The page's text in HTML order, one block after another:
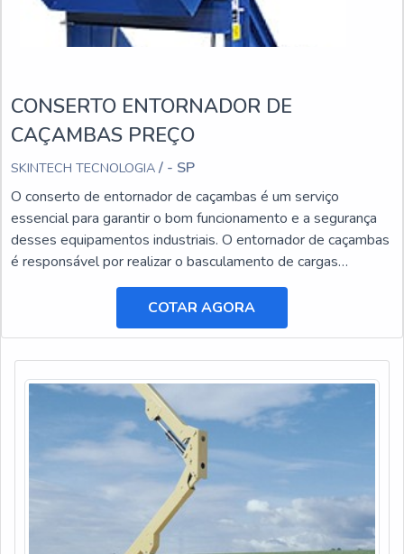
CONSERTO ENTORNADOR DE
CAÇAMBAS PREÇO
SKINTECH TECNOLOGIA / - SP
O conserto de entornador de caçambas é um serviço
essencial para garantir o bom funcionamento e a segurança
desses equipamentos industriais. O entornador de caçambas
é responsável por realizar o basculamento de cargas
pesadas, facilitando o transporte e a descarga de materiais.
COTAR AGORA